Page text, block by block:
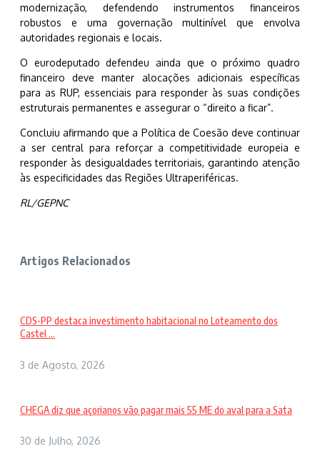
modernização, defendendo instrumentos financeiros
robustos e uma governação multinível que envolva
autoridades regionais e locais.
O eurodeputado defendeu ainda que o próximo quadro
financeiro deve manter alocações adicionais específicas
para as RUP, essenciais para responder às suas condições
estruturais permanentes e assegurar o “direito a ficar”.
Concluiu afirmando que a Política de Coesão deve continuar
a ser central para reforçar a competitividade europeia e
responder às desigualdades territoriais, garantindo atenção
às especificidades das Regiões Ultraperiféricas.
RL/GEPNC
Artigos Relacionados
CDS-PP destaca investimento habitacional no Loteamento dos
Castel ...
3 de Agosto, 2026
CHEGA diz que açorianos vão pagar mais 55 ME do aval para a Sata
30 de Julho, 2026